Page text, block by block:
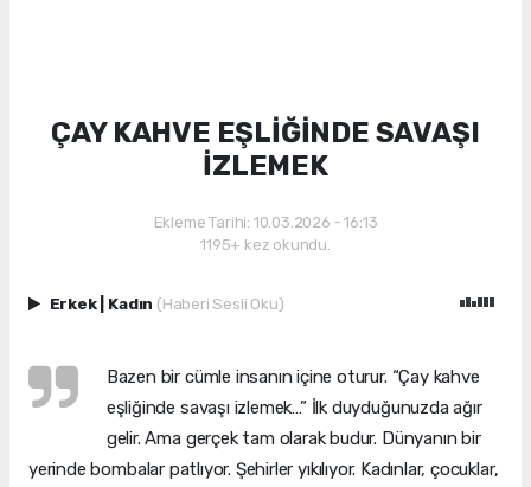
ÇAY KAHVE EŞLİĞİNDE SAVAŞI
İZLEMEK
Ekleme Tarihi: 10.03.2026 - 16:13
1195+ kez okundu.
Erkek Kadın (Haberi Sesli Oku)
Bazen bir cümle insanın içine oturur. “Çay kahve
eşliğinde savaşı izlemek…” İlk duyduğunuzda ağır
gelir. Ama gerçek tam olarak budur. Dünyanın bir
yerinde bombalar patlıyor. Şehirler yıkılıyor. Kadınlar, çocuklar,